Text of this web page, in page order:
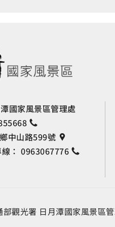
國家風景區管理處
中山路599號
： 0963067776
觀光署 日月潭國家風景區